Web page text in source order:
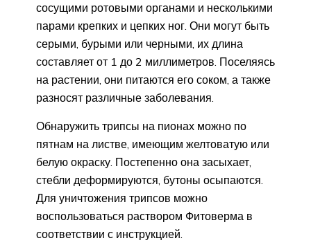
сосущими ротовыми органами и несколькими
парами крепких и цепких ног. Они могут быть
серыми, бурыми или черными, их длина
составляет от 1 до 2 миллиметров. Поселяясь
на растении, они питаются его соком, а также
разносят различные заболевания.
Обнаружить трипсы на пионах можно по
пятнам на листве, имеющим желтоватую или
белую окраску. Постепенно она засыхает,
стебли деформируются, бутоны осыпаются.
Для уничтожения трипсов можно
воспользоваться раствором Фитоверма в
соответствии с инструкцией.